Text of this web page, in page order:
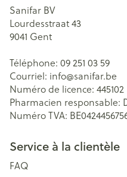
Sanifar BV
Lourdesstraat 43
9041 Gent
Téléphone: 09 251 03 59
Courriel: info@sanifar.be
Numéro de licence: 445102
Pharmacien responsable:
Numéro TVA:
Service à la clientèle
FAQ